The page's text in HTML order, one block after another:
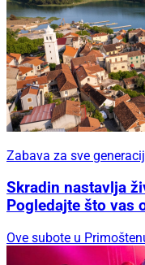
Zabava za sve
Skradin nastavlja
Pogledajte što vas
Ove subote u